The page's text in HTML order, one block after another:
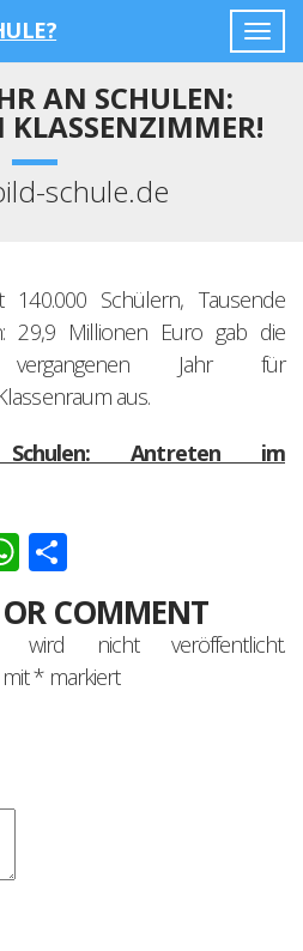
AN SCHULEN:
schule.de
Schülern, Tausende
29,9 Millionen Euro gab die
Jahr für
aus.
Antreten im
WhatsApp
COMMENT
wird nicht veröffentlicht.
*markiert